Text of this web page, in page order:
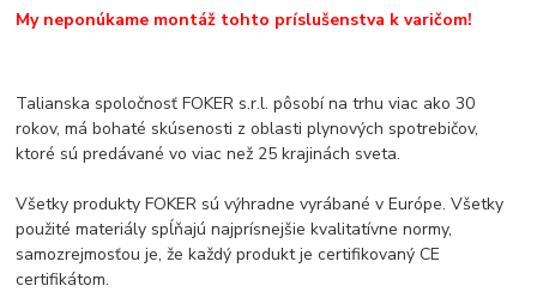
My neponúkame montáž tohto príslušenstva k varičom!
Talianska spoločnosť FOKER s.r.l. pôsobí na trhu viac ako 30
rokov, má bohaté skúsenosti z oblasti plynových spotrebičov,
ktoré sú predávané vo viac než 25 krajinách sveta.
Všetky produkty FOKER sú výhradne vyrábané v Európe. Všetky
použité materiály spĺňajú najprísnejšie kvalitatívne normy,
samozrejmosťou je, že každý produkt je certifikovaný CE
certifikátom.